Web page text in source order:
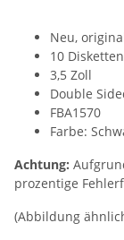
Neu,
10 Disketten
3,5 Zoll
Double
FBA1570
Farbe:
Achtung:
prozentige
(Abbildung